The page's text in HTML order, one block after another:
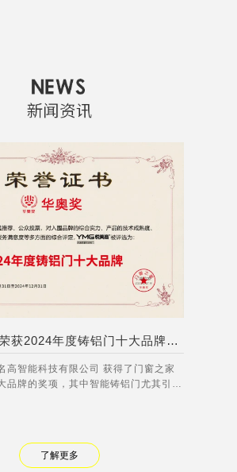
恭喜悦美高荣获2024年度铸铝门十大品牌称号！
高智能科技有限公司 获得了门窗之家
品牌的奖项，其中智能铸铝门尤其引人
音交互、远程控制等功能。无论是在家
和便利性，满足不同客户的需
了解更多